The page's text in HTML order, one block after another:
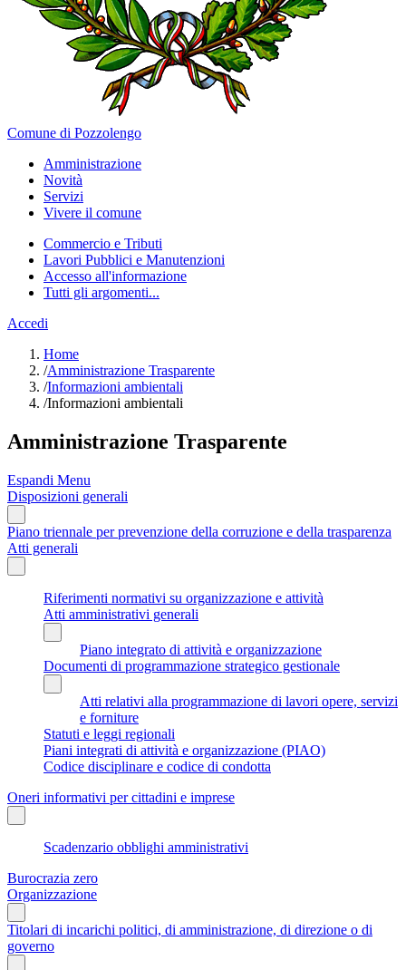
Comune di Pozzolengo
Amministrazione
Novità
Servizi
Vivere il comune
Commercio e Tributi
Lavori Pubblici e Manutenzioni
Accesso all'informazione
Tutti gli argomenti...
Accedi
Home
/Amministrazione Trasparente
/Informazioni ambientali
/Informazioni ambientali
Amministrazione Trasparente
Espandi Menu
Disposizioni generali
Piano triennale per prevenzione della corruzione e della trasparenza
Atti generali
Riferimenti normativi su organizzazione e attività
Atti amministrativi generali
Piano integrato di attività e organizzazione
Documenti di programmazione strategico gestionale
Atti relativi alla programmazione di lavori opere, servizi
e forniture
Statuti e leggi regionali
Piani integrati di attività e organizzazione (PIAO)
Codice disciplinare e codice di condotta
Oneri informativi per cittadini e imprese
Scadenzario obblighi amministrativi
Burocrazia zero
Organizzazione
Titolari di incarichi politici, di amministrazione, di direzione o di
governo